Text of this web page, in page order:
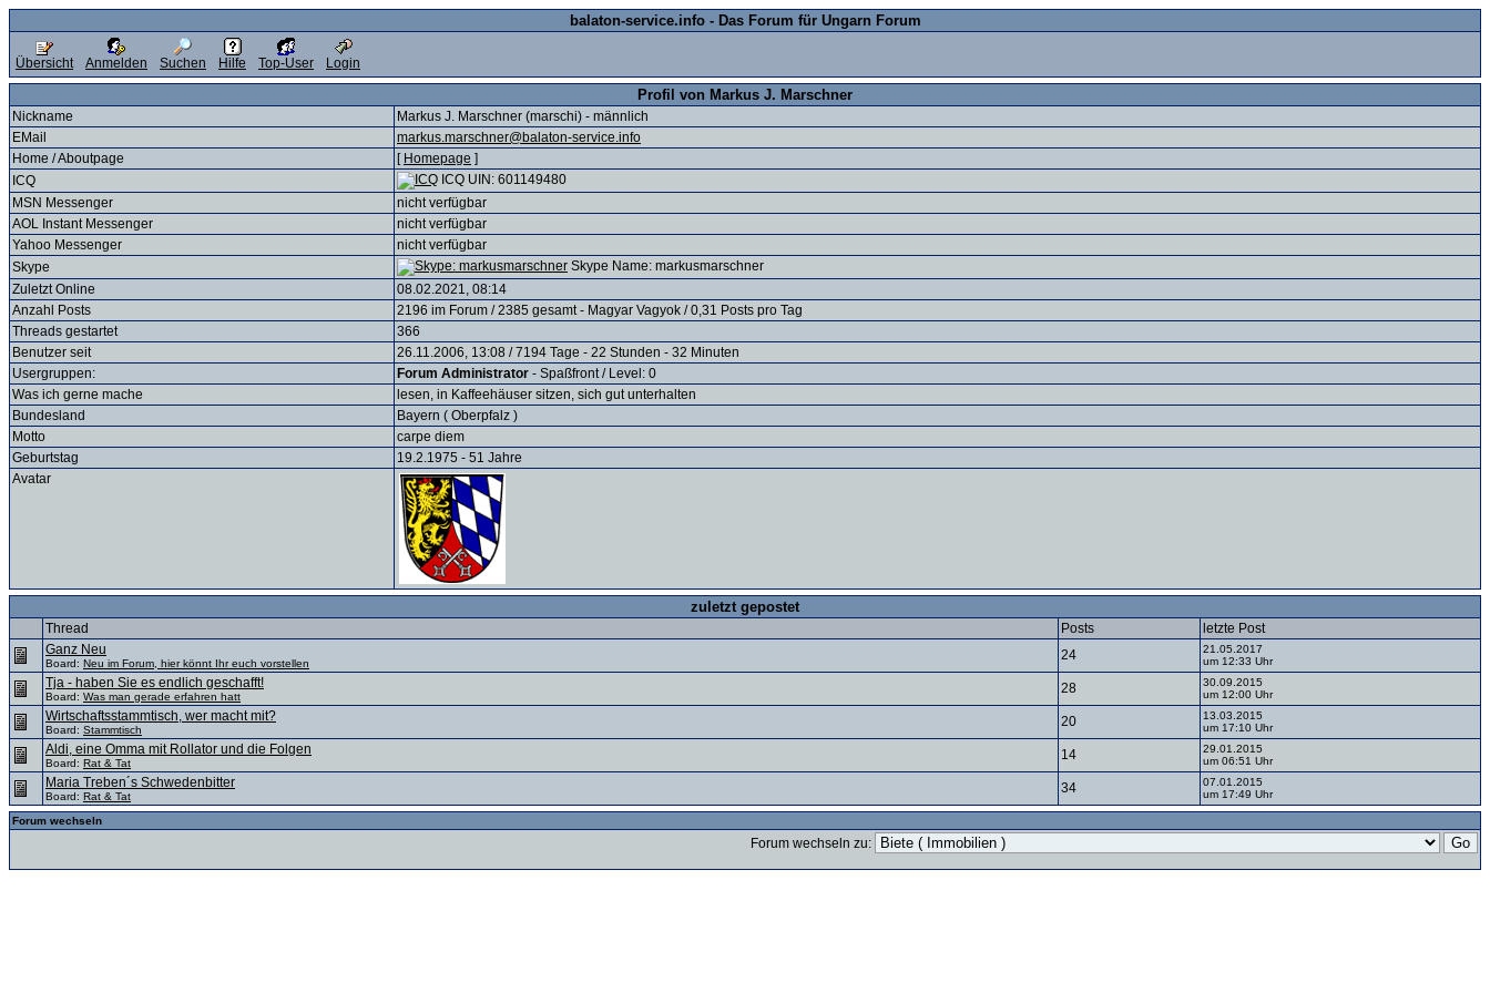
balaton-service.info - Das Forum für Ungarn Forum
Übersicht Anmelden Suchen Hilfe Top-User Login
Profil von Markus J. Marschner
Nickname
Markus J. Marschner (marschi) - männlich
EMail
markus.marschner@balaton-service.info
Home / Aboutpage
[ Homepage ]
ICQ
ICQ UIN: 601149480
MSN Messenger
nicht verfügbar
AOL Instant Messenger
nicht verfügbar
Yahoo Messenger
nicht verfügbar
Skype
Skype Name: markusmarschner
Zuletzt Online
08.02.2021, 08:14
Anzahl Posts
2196 im Forum / 2385 gesamt - Magyar Vagyok / 0,31 Posts pro Tag
Threads gestartet
366
Benutzer seit
26.11.2006, 13:08 / 7194 Tage - 22 Stunden - 32 Minuten
Usergruppen:
Forum Administrator - Spaßfront / Level: 0
Was ich gerne mache
lesen, in Kaffeehäuser sitzen, sich gut unterhalten
Bundesland
Bayern ( Oberpfalz )
Motto
carpe diem
Geburtstag
19.2.1975 - 51 Jahre
Avatar
zuletzt gepostet
Thread Posts
letzte Post
Ganz Neu
Board: Neu im Forum, hier könnt Ihr euch vorstellen
24
21.05.2017
um 12:33 Uhr
Tja - haben Sie es endlich geschafft!
Board: Was man gerade erfahren hatt
28
30.09.2015
um 12:00 Uhr
Wirtschaftsstammtisch, wer macht mit?
Board: Stammtisch
20
13.03.2015
um 17:10 Uhr
Aldi, eine Omma mit Rollator und die Folgen
Board: Rat & Tat
14
29.01.2015
um 06:51 Uhr
Maria Treben´s Schwedenbitter
Board: Rat & Tat
34
07.01.2015
um 17:49 Uhr
Forum wechseln
Forum wechseln zu: